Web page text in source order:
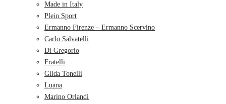
Made in Italy
Plein Sport
Ermanno Firenze – Ermanno Scervino
Carlo Salvatelli
Di Gregorio
Fratelli
Gilda Tonelli
Luana
Marino Orlandi